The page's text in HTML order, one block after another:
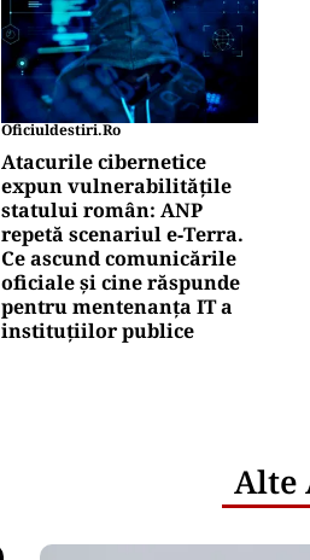
Oficiuldestiri.ro
Atacurile cibernetice
expun vulnerabilitățile
statului român: ANP
repetă scenariul e‑Terra.
Ce ascund comunicările
oficiale și cine răspunde
pentru mentenanța IT a
instituțiilor publice
Alte